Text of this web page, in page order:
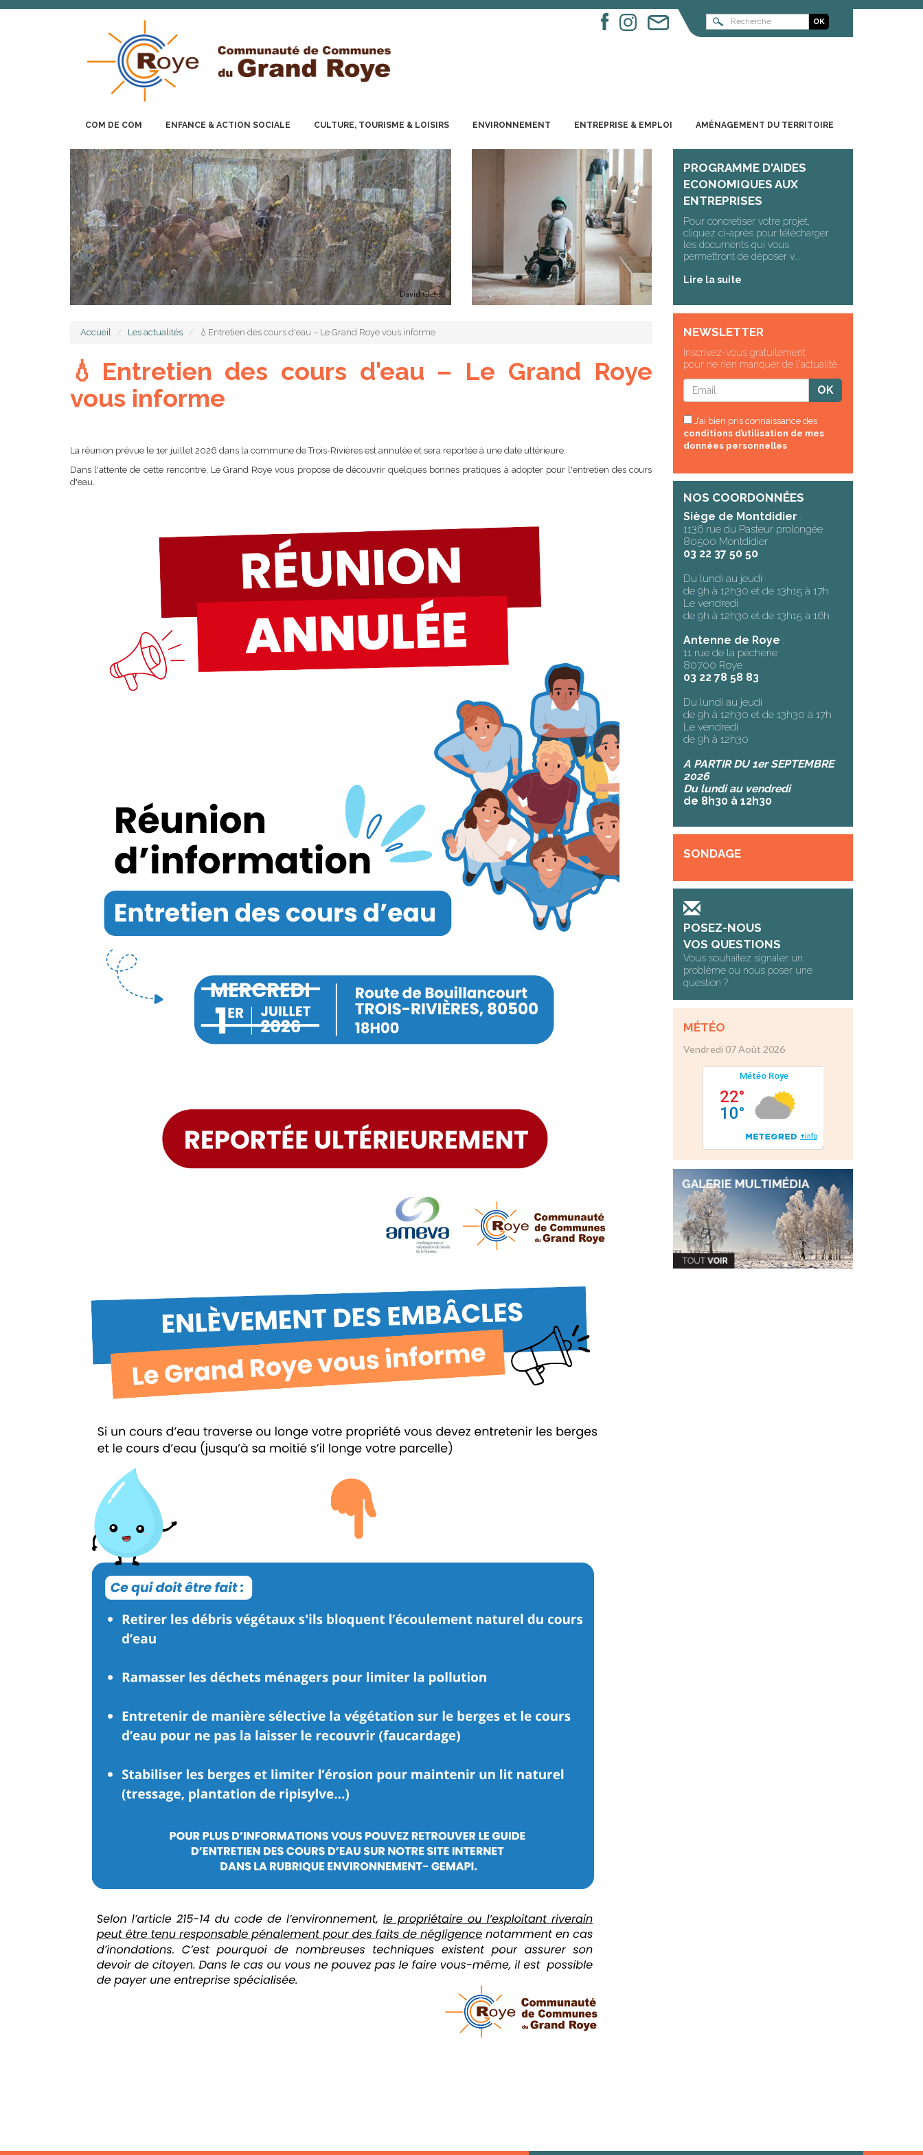
COM DE COM ENFANCE & ACTION SOCIALE CULTURE, TOURISME & LOISIRS ENVIRONNEMENT ENTREPRISE & EMPLOI AMÉNAGEMENT DU TERRITOIRE
Accueil Les actualités 💧Entretien des cours d'eau – Le Grand Roye vous informe
💧Entretien des cours d'eau – Le Grand Roye
vous informe
La réunion prévue le 1er juillet 2026 dans la commune de Trois-Rivières est annulée et sera reportée à une date ultérieure.
Dans l'attente de cette rencontre, Le Grand Roye vous propose de découvrir quelques bonnes pratiques à adopter pour l'entretien des cours
d'eau.
PROGRAMME D'AIDES
ECONOMIQUES AUX
ENTREPRISES
Pour concretiser votre projet,
cliquez ci-après pour télécharger
les documents qui vous
permettront de déposer v...
Lire la suite
NEWSLETTER
Inscrivez-vous gratuitement
pour ne rien manquer de l'actualité
J’ai bien pris connaissance des
conditions d’utilisation de mes
données personnelles
NOS COORDONNÉES
Siège de Montdidier :
1136 rue du Pasteur prolongée
80500 Montdidier
03 22 37 50 50
Du lundi au jeudi
de 9h à 12h30 et de 13h15 à 17h
Le vendredi
de 9h à 12h30 et de 13h15 à 16h
Antenne de Roye :
11 rue de la pêcherie
80700 Roye
03 22 78 58 83
Du lundi au jeudi
de 9h à 12h30 et de 13h30 à 17h
Le vendredi
de 9h à 12h30
A PARTIR DU 1er SEPTEMBRE
2026
Du lundi au vendredi
de 8h30 à 12h30
SONDAGE
POSEZ-NOUS
VOS QUESTIONS
Vous souhaitez signaler un
problème ou nous poser une
question ?
MÉTÉO
Vendredi 07 Août 2026